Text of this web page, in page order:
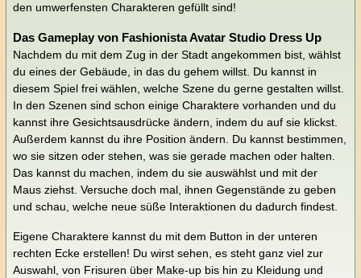
den umwerfensten Charakteren gefüllt sind!
Das Gameplay von Fashionista Avatar Studio Dress Up
Nachdem du mit dem Zug in der Stadt angekommen bist, wählst
du eines der Gebäude, in das du gehem willst. Du kannst in
diesem Spiel frei wählen, welche Szene du gerne gestalten willst.
In den Szenen sind schon einige Charaktere vorhanden und du
kannst ihre Gesichtsausdrücke ändern, indem du auf sie klickst.
Außerdem kannst du ihre Position ändern. Du kannst bestimmen,
wo sie sitzen oder stehen, was sie gerade machen oder halten.
Das kannst du machen, indem du sie auswählst und mit der
Maus ziehst. Versuche doch mal, ihnen Gegenstände zu geben
und schau, welche neue süße Interaktionen du dadurch findest.
Eigene Charaktere kannst du mit dem Button in der unteren
rechten Ecke erstellen! Du wirst sehen, es steht ganz viel zur
Auswahl, von Frisuren über Make-up bis hin zu Kleidung und